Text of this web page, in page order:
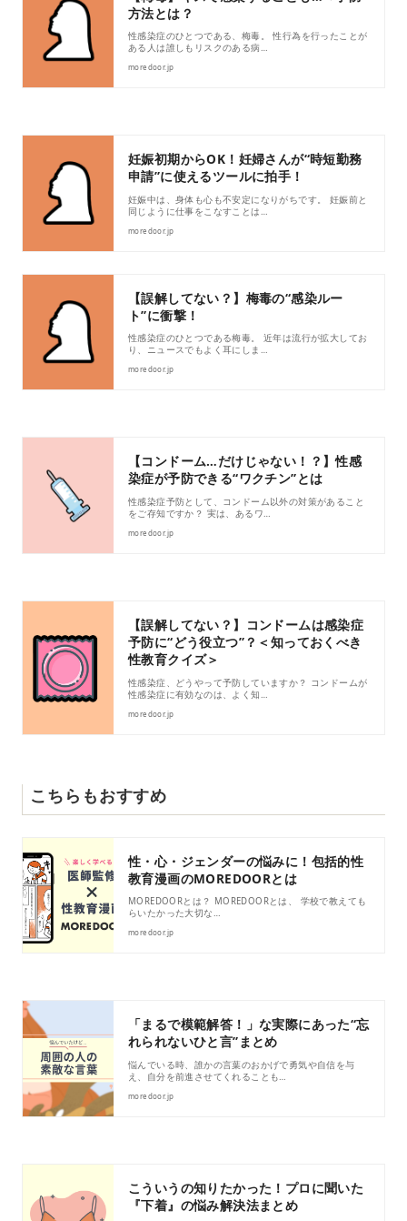
方法とは？
性感染症のひとつである、梅毒。 性行為を行ったことが
ある人は誰しもリスクのある病…
moredoor.jp
妊娠初期からOK！妊婦さんが“時短勤務
申請”に使えるツールに拍手！
妊娠中は、身体も心も不安定になりがちです。 妊娠前と
同じように仕事をこなすことは…
moredoor.jp
【誤解してない？】梅毒の“感染ルー
ト”に衝撃！
性感染症のひとつである梅毒。 近年は流行が拡大してお
り、ニュースでもよく耳にしま…
moredoor.jp
【コンドーム…だけじゃない！？】性感
染症が予防できる“ワクチン”とは
性感染症予防として、コンドーム以外の対策があること
をご存知ですか？ 実は、あるワ…
moredoor.jp
【誤解してない？】コンドームは感染症
予防に“どう役立つ”？＜知っておくべき
性教育クイズ＞
性感染症、どうやって予防していますか？ コンドームが
性感染症に有効なのは、よく知…
moredoor.jp
こちらもおすすめ
性・心・ジェンダーの悩みに！包括的性
教育漫画のMOREDOORとは
MOREDOORとは？ MOREDOORとは、 学校で教えても
らいたかった大切な…
moredoor.jp
「まるで模範解答！」な実際にあった“忘
れられないひと言”まとめ
悩んでいる時、誰かの言葉のおかげで勇気や自信を与
え、自分を前進させてくれることも…
moredoor.jp
こういうの知りたかった！プロに聞いた
『下着』の悩み解決法まとめ